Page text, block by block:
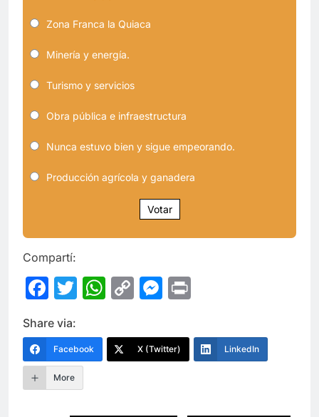
Zona Franca la Quiaca
Minería y energía.
Turismo y servicios
Obra pública e infraestructura
Nunca estuvo bien y sigue empeorando.
Producción agrícola y ganadera
Votar
Compartí:
Facebook
Twitter
WhatsApp
CopyMessenger
Share via:
Facebook X (Twitter) LinkedIn
More